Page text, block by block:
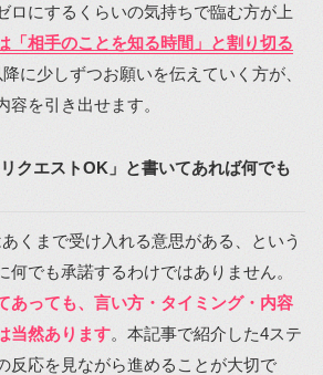
ロにするくらいの気持ちで臨む方が上
「相手のことを知る時間」と割り切る
に少しずつお願いを伝えていく方が、
を引き出せます。
クエストOK」と書いてあれば何でも
あくまで受け入れる意思がある、という
何でも承諾するわけではありません。
あっても、言い方・タイミング・内容
当然あります。本記事で紹介した4ステ
反応を見ながら進めることが大切で